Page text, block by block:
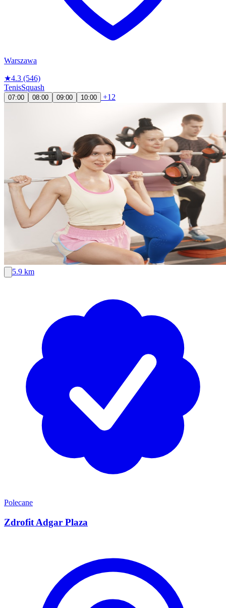
Warszawa
★4.3 (546)
TenisSquash
07:00 08:00 09:00 10:00 +12
5.9 km
Polecane
Zdrofit Adgar Plaza